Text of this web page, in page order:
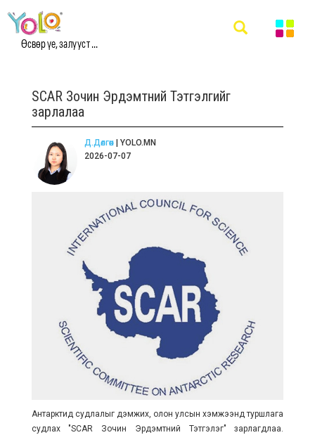
Өсвөр үе, залууст ...
SCAR Зочин Эрдэмтний Тэтгэлгийг
зарлалаа
Д.Дөлгөөн| YOLO.MN
2026-07-07
Антарктид судлалыг дэмжих, олон улсын хэмжээнд туршлага
судлах "SCAR Зочин Эрдэмтний Тэтгэлэг" зарлагдлаа.